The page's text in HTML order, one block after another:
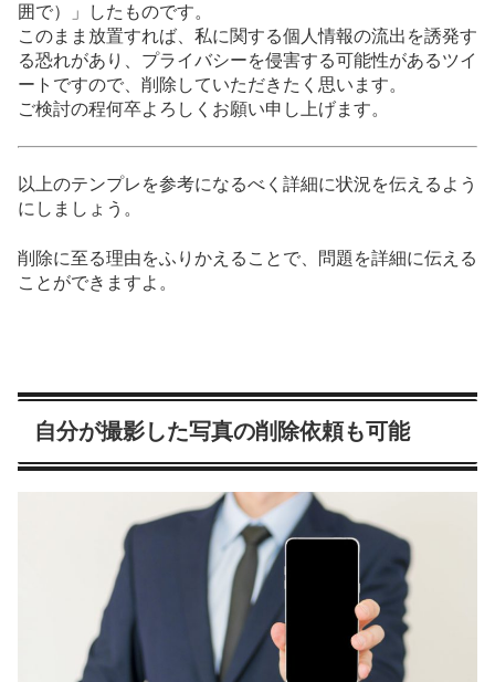
囲で）」したものです。
このまま放置すれば、私に関する個人情報の流出を誘発す
る恐れがあり、プライバシーを侵害する可能性があるツイ
ートですので、削除していただきたく思います。
ご検討の程何卒よろしくお願い申し上げます。
以上のテンプレを参考になるべく詳細に状況を伝えるよう
にしましょう。
削除に至る理由をふりかえることで、問題を詳細に伝える
ことができますよ。
自分が撮影した写真の削除依頼も可能